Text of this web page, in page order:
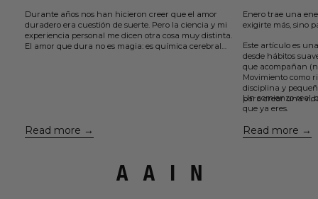
Durante años nos han hicieron creer que el amor
duradero era cuestión de suerte. Pero la ciencia y mi
experiencia personal me dicen otra cosa muy distinta.
El amor que dura no es magia: es química cerebral
Read more
Enero trae una
exigirte más, sino
Este artículo es
desde hábitos
que acompañan
Movimiento como
disciplina y
para crear una
Un comienzo real,
que ya eres.
Read more